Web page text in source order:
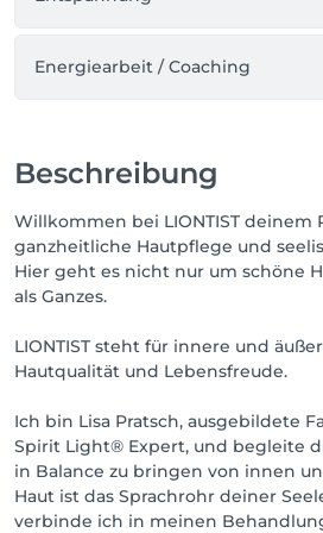
Energiearbeit / Coaching
Beschreibung
Willkommen bei LIONTIST deinem
ganzheitliche Hautpflege und
Hier geht es nicht nur um schöne
als Ganzes.
LIONTIST steht für innere und
Hautqualität und Lebensfreude.
Ich bin Lisa Pratsch, ausgebildete
Spirit Light® Expert, und begleite
in Balance zu bringen von innen
Haut ist das Sprachrohr deiner
verbinde ich in meinen